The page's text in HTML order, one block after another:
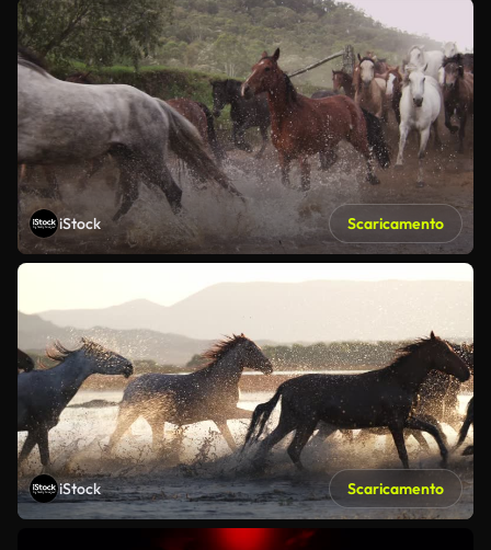
iStock Scaricamento
iStock Scaricamento